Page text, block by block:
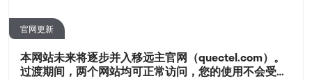
官网更新
本网站未来将逐步并入移远主官网（quectel.com）。
过渡期间，两个网站均可正常访问，您的使用不会受到